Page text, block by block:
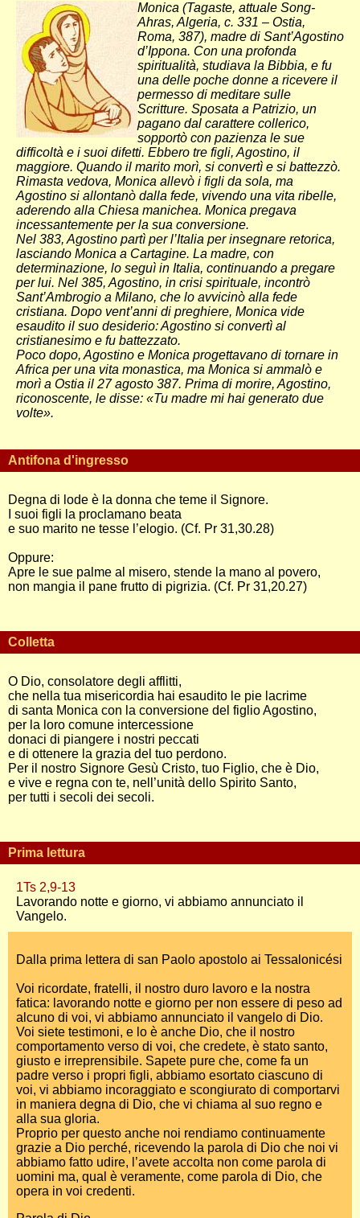
Monica (Tagaste, attuale Song-
Ahras, Algeria, c. 331 – Ostia,
Roma, 387), madre di Sant’Agostino
d’Ippona. Con una profonda
spiritualità, studiava la Bibbia, e fu
una delle poche donne a ricevere il
permesso di meditare sulle
Scritture. Sposata a Patrizio, un
pagano dal carattere collerico,
sopportò con pazienza le sue
difficoltà e i suoi difetti. Ebbero tre figli, Agostino, il
maggiore. Quando il marito morì, si convertì e si battezzò.
Rimasta vedova, Monica allevò i figli da sola, ma
Agostino si allontanò dalla fede, vivendo una vita ribelle,
aderendo alla Chiesa manichea. Monica pregava
incessantemente per la sua conversione.
Nel 383, Agostino partì per l’Italia per insegnare retorica,
lasciando Monica a Cartagine. La madre, con
determinazione, lo seguì in Italia, continuando a pregare
per lui. Nel 385, Agostino, in crisi spirituale, incontrò
Sant’Ambrogio a Milano, che lo avvicinò alla fede
cristiana. Dopo vent’anni di preghiere, Monica vide
esaudito il suo desiderio: Agostino si convertì al
cristianesimo e fu battezzato.
Poco dopo, Agostino e Monica progettavano di tornare in
Africa per una vita monastica, ma Monica si ammalò e
morì a Ostia il 27 agosto 387. Prima di morire, Agostino,
riconoscente, le disse: «Tu madre mi hai generato due
volte».
Antifona d'ingresso
Degna di lode è la donna che teme il Signore.
I suoi figli la proclamano beata
e suo marito ne tesse l’elogio. (Cf. Pr 31,30.28)
Oppure:
Apre le sue palme al misero, stende la mano al povero,
non mangia il pane frutto di pigrizia. (Cf. Pr 31,20.27)
Colletta
O Dio, consolatore degli afflitti,
che nella tua misericordia hai esaudito le pie lacrime
di santa Monica con la conversione del figlio Agostino,
per la loro comune intercessione
donaci di piangere i nostri peccati
e di ottenere la grazia del tuo perdono.
Per il nostro Signore Gesù Cristo, tuo Figlio, che è Dio,
e vive e regna con te, nell’unità dello Spirito Santo,
per tutti i secoli dei secoli.
Prima lettura
1Ts 2,9-13
Lavorando notte e giorno, vi abbiamo annunciato il
Vangelo.
Dalla prima lettera di san Paolo apostolo ai Tessalonicési
Voi ricordate, fratelli, il nostro duro lavoro e la nostra
fatica: lavorando notte e giorno per non essere di peso ad
alcuno di voi, vi abbiamo annunciato il vangelo di Dio.
Voi siete testimoni, e lo è anche Dio, che il nostro
comportamento verso di voi, che credete, è stato santo,
giusto e irreprensibile. Sapete pure che, come fa un
padre verso i propri figli, abbiamo esortato ciascuno di
voi, vi abbiamo incoraggiato e scongiurato di comportarvi
in maniera degna di Dio, che vi chiama al suo regno e
alla sua gloria.
Proprio per questo anche noi rendiamo continuamente
grazie a Dio perché, ricevendo la parola di Dio che noi vi
abbiamo fatto udire, l’avete accolta non come parola di
uomini ma, qual è veramente, come parola di Dio, che
opera in voi credenti.